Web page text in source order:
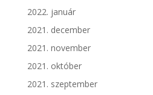
2022. január
2021. december
2021. november
2021. október
2021. szeptember